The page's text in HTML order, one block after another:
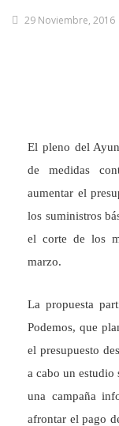
29 Noviembre, 2016
El pleno del
de medidas
aumentar el
los suministros
el corte de los
marzo.
La propuesta
Podemos, que
el presupuesto
a cabo un estudio
una campaña
afrontar el pago